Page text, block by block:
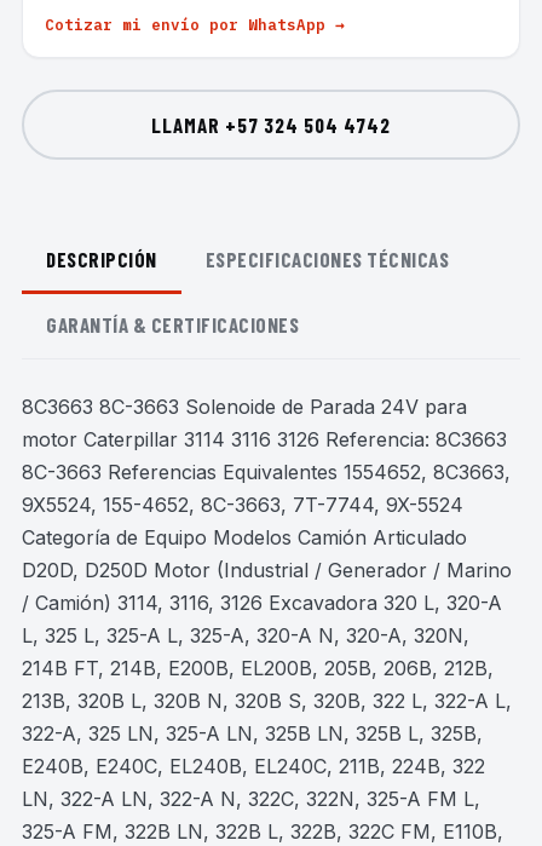
Cotizar mi envío por WhatsApp →
LLAMAR +57 324 504 4742
DESCRIPCIÓN ESPECIFICACIONES TÉCNICAS
GARANTÍA & CERTIFICACIONES
8C3663 8C-3663 Solenoide de Parada 24V para
motor Caterpillar 3114 3116 3126 Referencia: 8C3663
8C-3663 Referencias Equivalentes 1554652, 8C3663,
9X5524, 155-4652, 8C-3663, 7T-7744, 9X-5524
Categoría de Equipo Modelos Camión Articulado
D20D, D250D Motor (Industrial / Generador / Marino
/ Camión) 3114, 3116, 3126 Excavadora 320 L, 320-A
L, 325 L, 325-A L, 325-A, 320-A N, 320-A, 320N,
214B FT, 214B, E200B, EL200B, 205B, 206B, 212B,
213B, 320B L, 320B N, 320B S, 320B, 322 L, 322-A L,
322-A, 325 LN, 325-A LN, 325B LN, 325B L, 325B,
E240B, E240C, EL240B, EL240C, 211B, 224B, 322
LN, 322-A LN, 322-A N, 322C, 322N, 325-A FM L,
325-A FM, 322B LN, 322B L, 322B, 322C FM, E110B,